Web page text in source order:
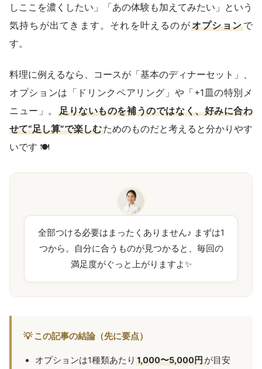
しここを濃くしたい」「あの体験も加えてみたい」という
気持ちが出てきます。それを叶えるのがオプションで
す。
料理に例えるなら、コースが「基本のディナーセット」、
オプションは「ドリンクペアリング」や「+1皿の特別メ
ニュー」。
足りないものを補うのではなく、好みに合わ
せて“足し算”で楽しむためのものだと考えると分かりやす
いです 🍽️
全部つける必要はまったくありません♪ まずは1
つから。自分に合うものが見つかると、毎回の
満足度がぐっと上がりますよ✨
💡 この記事の結論（先に要点）
オプションは1種類あたり 1,000〜5,000円が目安